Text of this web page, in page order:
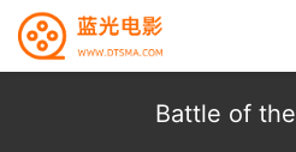
Battle of